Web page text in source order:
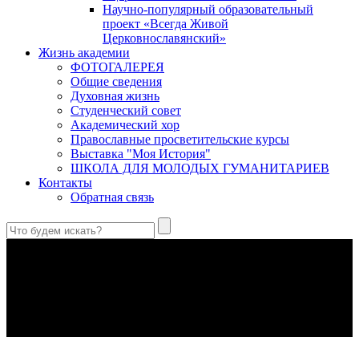
Научно-популярный образовательный
проект «Всегда Живой
Церковнославянский»
Жизнь академии
ФОТОГАЛЕРЕЯ
Общие сведения
Духовная жизнь
Студенческий совет
Академический хор
Православные просветительские курсы
Выставка "Моя История"
ШКОЛА ДЛЯ МОЛОДЫХ ГУМАНИТАРИЕВ
Контакты
Обратная связь